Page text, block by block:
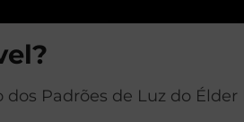
Padrões de Luz do